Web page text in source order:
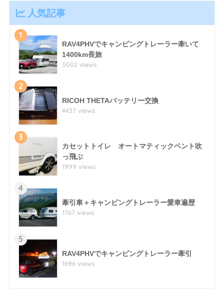
人気記事
1
RAV4PHVでキャンピングトレーラー牽いて
1400km長旅
5002 views
2
RICOH THETAバッテリー交換
4437 views
3
カセットトイレ オートマティックベント吹
っ飛ぶ
1999 views
4
牽引車＋キャンピングトレーラー愛車遍歴
1767 views
5
RAV4PHVでキャンピングトレーラー牽引
1696 views